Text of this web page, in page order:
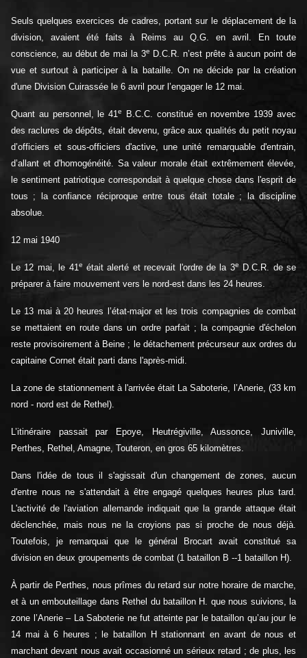
Seuls quelques exercices de cadres, portant sur le déplacement de la
division, avaient été faits à Reims au Q.G. en avril. En toute
conscience, au début de mai la 3e
D.C.R. n’est prête à aucun point de
vue et surtout à participer à la bataille. On ne décide par la création
d'une Division Cuirassée le 6 avril pour l’engager le 12 mai.
Quant au personnel, le 41e
B.C.C. constitué en novembre 1939 avec
des raclures de dépôts, était devenu, grâce aux qualités du petit noyau
d’officiers et sous-officiers d'active, une unité remarquable d'entrain,
d’allant et d'homogénéité. Sa valeur morale était extrêmement élevée,
le sentiment patriotique correspondait à quelque chose dans l'esprit de
tous ; la confiance réciproque entre tous était totale ; la discipline
absolue.
12 mai 1940
Le 12 mai, le 41e était alerté et recevait l'ordre de la 3e
D.C.R. de se
préparer à faire mouvement vers le nord-est dans les 24 heures.
Le 13 mai à 20 heures l’état-major et les trois compagnies de combat
se mettaient en route dans un ordre parfait ; la compagnie d'échelon
reste provisoirement à Beine ; le détachement précurseur aux ordres du
capitaine Cornet était parti dans l'après-midi.
La zone de stationnement à l'arrivée était La Saboterie, l’Anerie, (33 km
nord - nord est de Rethel).
L’itinéraire passait par Epoye, Heutrégiville, Aussonce, Juniville,
Perthes, Rethel, Amagne, Touteron, en gros 65 kilomètres.
Dans l'idée de tous il s'agissait d'un changement de zones, aucun
d'entre nous ne s'attendait à être engagé quelques heures plus tard.
L'activité de l'aviation allemande indiquait que la grande attaque était
déclenchée, mais nous ne la croyions pas si proche de nous déjà.
Toutefois, je remarquai que le général Brocart avait constitué sa
division en deux groupements de combat (1 bataillon B --1 bataillon H).
À partir de Perthes, nous prîmes du retard sur notre horaire de marche,
et à un embouteillage dans Rethel du bataillon H. que nous suivions, la
zone l’Anerie – La Saboterie ne fut atteinte par le bataillon qu’au jour le
14 mai à 6 heures ; le bataillon H stationnant en avant de nous et
marchant devant nous avait occasionné un sérieux retard ; de plus, les